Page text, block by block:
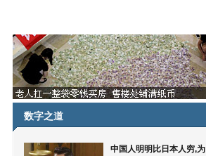
数字之道
中国人明明比日本人穷,为